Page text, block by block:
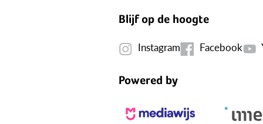
Blijf op de hoogte
Instagram Facebook
Powered by